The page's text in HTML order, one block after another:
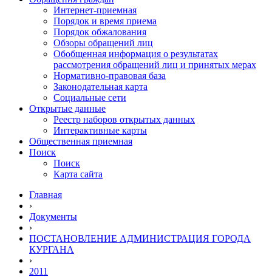
Интернет-приемная
Порядок и время приема
Порядок обжалования
Обзоры обращений лиц
Обобщенная информация о результатах
рассмотрения обращений лиц и принятых мерах
Нормативно-правовая база
Законодательная карта
Социальные сети
Открытые данные
Реестр наборов открытых данных
Интерактивные карты
Общественная приемная
Поиск
Поиск
Карта сайта
Главная
›
Документы
›
ПОСТАНОВЛЕНИЕ АДМИНИСТРАЦИЯ ГОРОДА
КУРГАНА
›
2011